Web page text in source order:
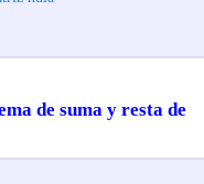
de suma y resta de